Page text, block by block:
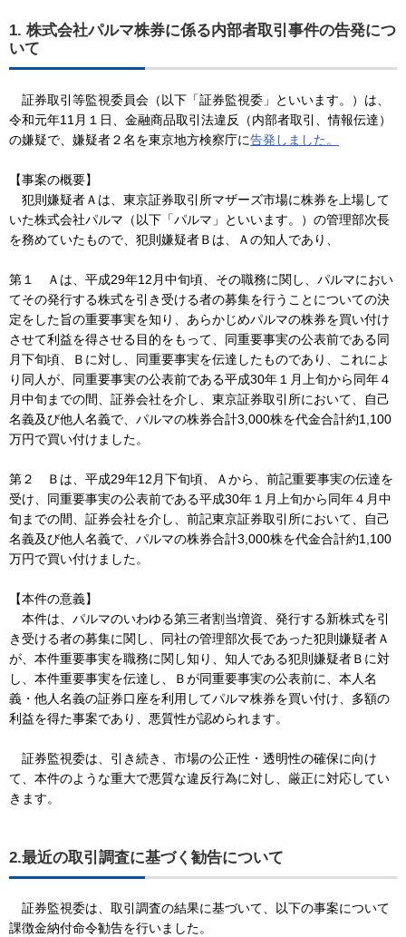
1. 株式会社パルマ株券に係る内部者取引事件の告発につ
いて
証券取引等監視委員会（以下「証券監視委」といいます。）は、
令和元年11月１日、金融商品取引法違反（内部者取引、情報伝達）
の嫌疑で、嫌疑者２名を東京地方検察庁に告発しました。
【事案の概要】
犯則嫌疑者Ａは、東京証券取引所マザーズ市場に株券を上場して
いた株式会社パルマ（以下「パルマ」といいます。）の管理部次長
を務めていたもので、犯則嫌疑者Ｂは、Ａの知人であり、
第１ Ａは、平成29年12月中旬頃、その職務に関し、パルマにおい
てその発行する株式を引き受ける者の募集を行うことについての決
定をした旨の重要事実を知り、あらかじめパルマの株券を買い付け
させて利益を得させる目的をもって、同重要事実の公表前である同
月下旬頃、Ｂに対し、同重要事実を伝達したものであり、これによ
り同人が、同重要事実の公表前である平成30年１月上旬から同年４
月中旬までの間、証券会社を介し、東京証券取引所において、自己
名義及び他人名義で、パルマの株券合計3,000株を代金合計約1,100
万円で買い付けました。
第２ Ｂは、平成29年12月下旬頃、Ａから、前記重要事実の伝達を
受け、同重要事実の公表前である平成30年１月上旬から同年４月中
旬までの間、証券会社を介し、前記東京証券取引所において、自己
名義及び他人名義で、パルマの株券合計3,000株を代金合計約1,100
万円で買い付けました。
【本件の意義】
本件は、パルマのいわゆる第三者割当増資、発行する新株式を引
き受ける者の募集に関し、同社の管理部次長であった犯則嫌疑者Ａ
が、本件重要事実を職務に関し知り、知人である犯則嫌疑者Ｂに対
し、本件重要事実を伝達し、Ｂが同重要事実の公表前に、本人名
義・他人名義の証券口座を利用してパルマ株券を買い付け、多額の
利益を得た事案であり、悪質性が認められます。
証券監視委は、引き続き、市場の公正性・透明性の確保に向け
て、本件のような重大で悪質な違反行為に対し、厳正に対応してい
きます。
2.最近の取引調査に基づく勧告について
証券監視委は、取引調査の結果に基づいて、以下の事案について
課徴金納付命令勧告を行いました。